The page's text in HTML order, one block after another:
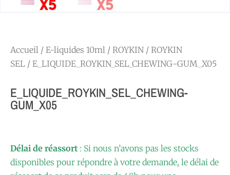
Accueil / E-liquides 10ml / ROYKIN / ROYKIN
SEL / E_LIQUIDE_ROYKIN_SEL_CHEWING-GUM_X05
E_LIQUIDE_ROYKIN_SEL_CHEWING-
GUM_X05
Délai de réassort : Si nous n’avons pas les stocks
disponibles pour répondre à votre demande, le délai de